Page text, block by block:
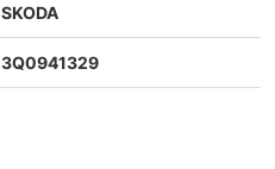
SKODA
3Q0941329